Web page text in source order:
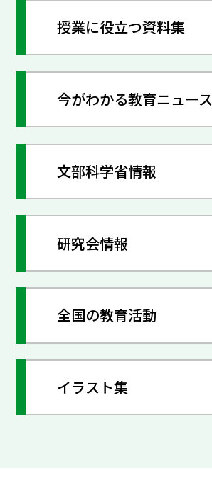
授業に役立つ資料集
今がわかる教育ニュース
文部科学省情報
研究会情報
全国の教育活動
イラスト集